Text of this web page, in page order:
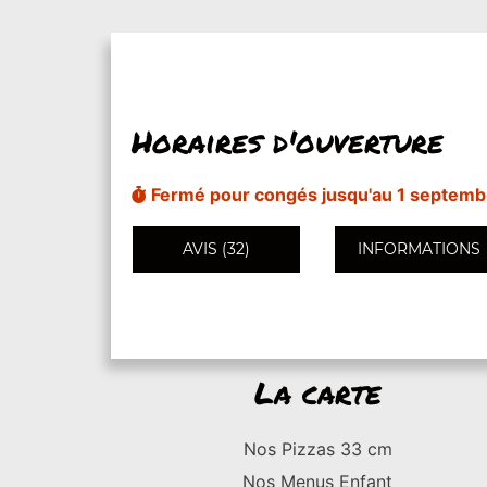
Horaires d'ouverture
Fermé pour congés jusqu'au 1
AVIS (32) INFORMATIONS
La carte
Nos Pizzas 33 cm
Nos Menus Enfant